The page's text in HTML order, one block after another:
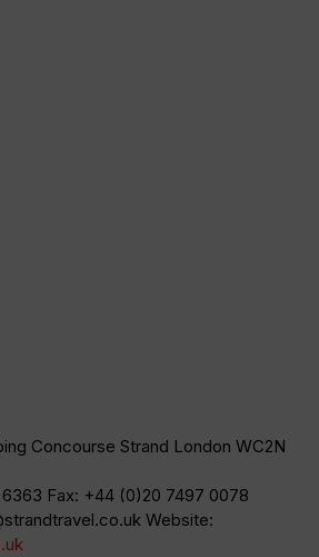
Concourse Strand London WC2N
Fax: +44 (0)20 7497 0078
Website: